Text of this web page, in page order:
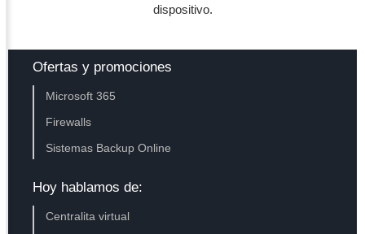
dispositivo.
Ofertas y promociones
Microsoft 365
Firewalls
Sistemas Backup Online
Hoy hablamos de:
Centralita virtual